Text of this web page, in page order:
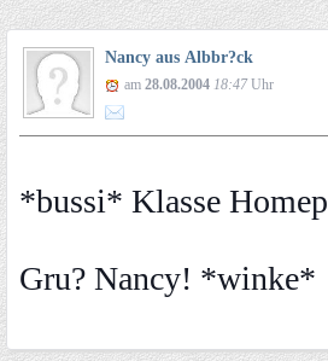
Nancy aus Albbr?ck
am 28.08.2004 18:47Uhr
*bussi* Klasse
Gru? Nancy! *winke*